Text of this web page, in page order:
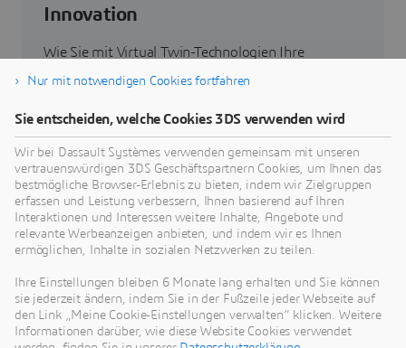
Innovation
Wie Sie mit Virtual Twin-Technologien Ihre
Produkte, Prozesse und sogar Geschäftsmodelle
Innovationen zu entwickeln.
Zum Thema Nachhaltigkeit
Unsere aktuellen Neuigkeiten
Hier finden Sie alle Pressemitteilungen und
Nur mit notwendigen Cookies fortfahren
Sie entscheiden, welche Cookies 3DS verwenden wird
Wir bei Dassault Systèmes verwenden gemeinsam mit unseren
vertrauenswürdigen 3DS Geschäftspartnern Cookies, um Ihnen das
bestmögliche Browser-Erlebnis zu bieten, indem wir Zielgruppen
erfassen und Leistung verbessern, Ihnen basierend auf Ihren
Interaktionen und Interessen weitere Inhalte, Angebote und
relevante Werbeanzeigen anbieten, und indem wir es Ihnen
ermöglichen, Inhalte in sozialen Netzwerken zu teilen.
Ihre Einstellungen bleiben 6 Monate lang erhalten und Sie können
sie jederzeit ändern, indem Sie in der Fußzeile jeder Webseite auf
den Link „Meine Cookie-Einstellungen verwalten“ klicken. Weitere
Informationen darüber, wie diese Website Cookies verwendet